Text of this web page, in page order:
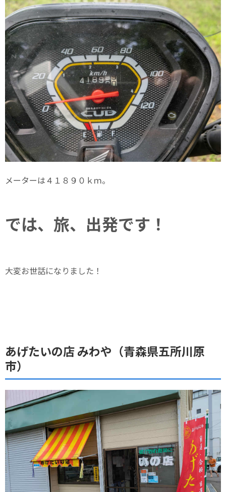
メーターは４１８９０ｋｍ。
では、旅、出発です！
大変お世話になりました！
あげたいの店 みわや（青森県五所川原
市）